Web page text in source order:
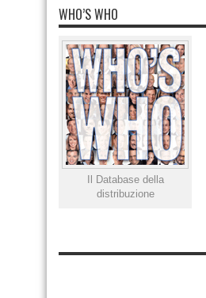
WHO’S WHO
Il Database della
distribuzione